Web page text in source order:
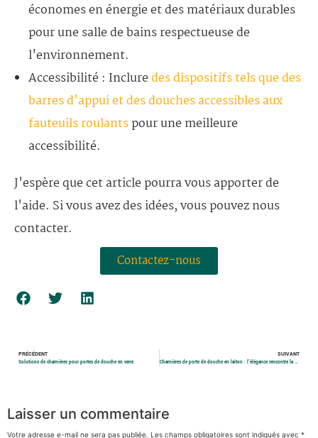
économes en énergie et des matériaux durables
pour une salle de bains respectueuse de
l'environnement.
Accessibilité : Incluredes dispositifs tels que des
barres d'appui et des douches accessibles aux
fauteuils roulantspour une meilleure
accessibilité.
J'espère que cet article pourra vous apporter de
l'aide. Si vous avez des idées, vous pouvez nous
contacter.
Contactez-nous
PRÉCÉDENT
Solutions de charnières pour portes de douche en verre
SUIVANT
Charnières de porte de douche en laiton : l'élégance rencontre la durabilité
Laisser un commentaire
Votre adresse e-mail ne sera pas publiée. Les champs obligatoires sont indiqués avec *